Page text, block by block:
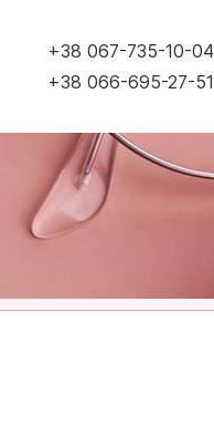
+38 067-735-10-04
+38 066-695-27-51